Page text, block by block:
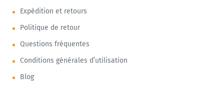
Expédition et retours
Politique de retour
Questions fréquentes
Conditions générales d’utilisation
Blog